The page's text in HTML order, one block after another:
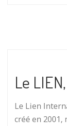
Le
Le Lien
créé en